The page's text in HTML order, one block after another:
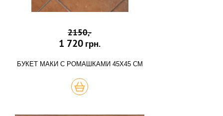
2150,-
1 720 грн.
БУКЕТ МАКИ С РОМАШКАМИ 45Х45 СМ
КУПИТЬ